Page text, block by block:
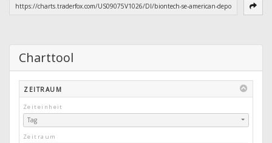
Charttool
ZEITRAUM
Zeiteinheit
Tag
Zeitraum